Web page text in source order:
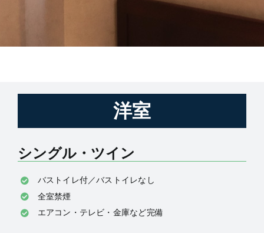
アクセス
洋室
シングル・ツイン
バストイレ付／バストイレなし
全室禁煙
エアコン・テレビ・金庫など完備